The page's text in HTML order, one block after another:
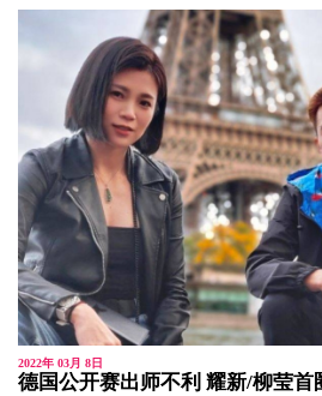
2022年 03月 8日
德国公开赛出师不利 耀新/柳莹首